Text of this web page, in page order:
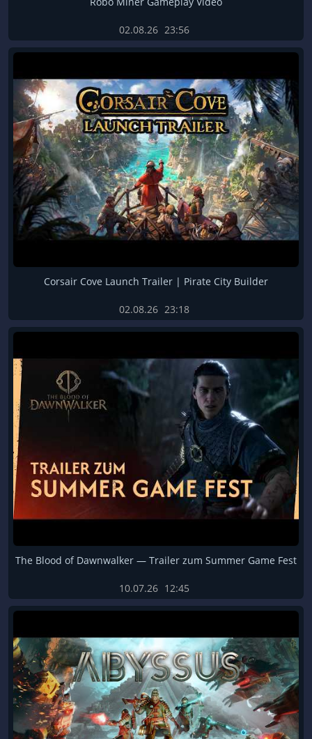
02.08.26 23:56
Corsair Cove Launch Trailer | Pirate City Builder
02.08.26 23:18
The Blood of Dawnwalker — Trailer zum Summer Game Fest
10.07.26 12:45